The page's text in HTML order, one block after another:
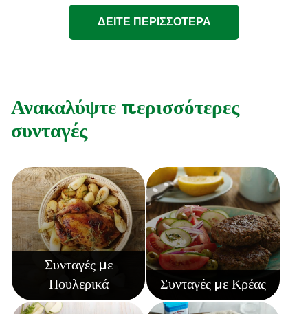
ΔΕΙΤΕ ΠΕΡΙΣΣΟΤΕΡΑ
Ανακαλύψτε περισσότερες
συνταγές
Συνταγές με
Πουλερικά
Συνταγές με Κρέας